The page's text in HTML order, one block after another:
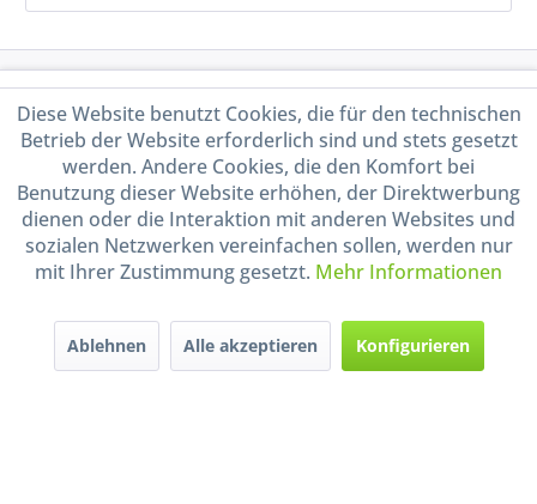
Shop Service
Informationen
Handel mit BIO-Weinen
durch DE-ÖKO-009
Diese Website benutzt Cookies, die für den technischen
Betrieb der Website erforderlich sind und stets gesetzt
werden. Andere Cookies, die den Komfort bei
Benutzung dieser Website erhöhen, der Direktwerbung
dienen oder die Interaktion mit anderen Websites und
sozialen Netzwerken vereinfachen sollen, werden nur
mit Ihrer Zustimmung gesetzt. Mehr Informationen
Ablehnen Alle akzeptieren Konfigurieren